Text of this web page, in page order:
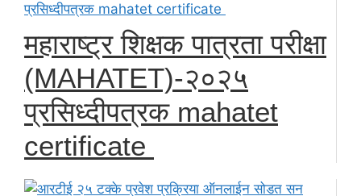
महाराष्ट्र शिक्षक पात्रता परीक्षा
(MAHATET)-२०२५
प्रसिध्दीपत्रक mahatet
certificate